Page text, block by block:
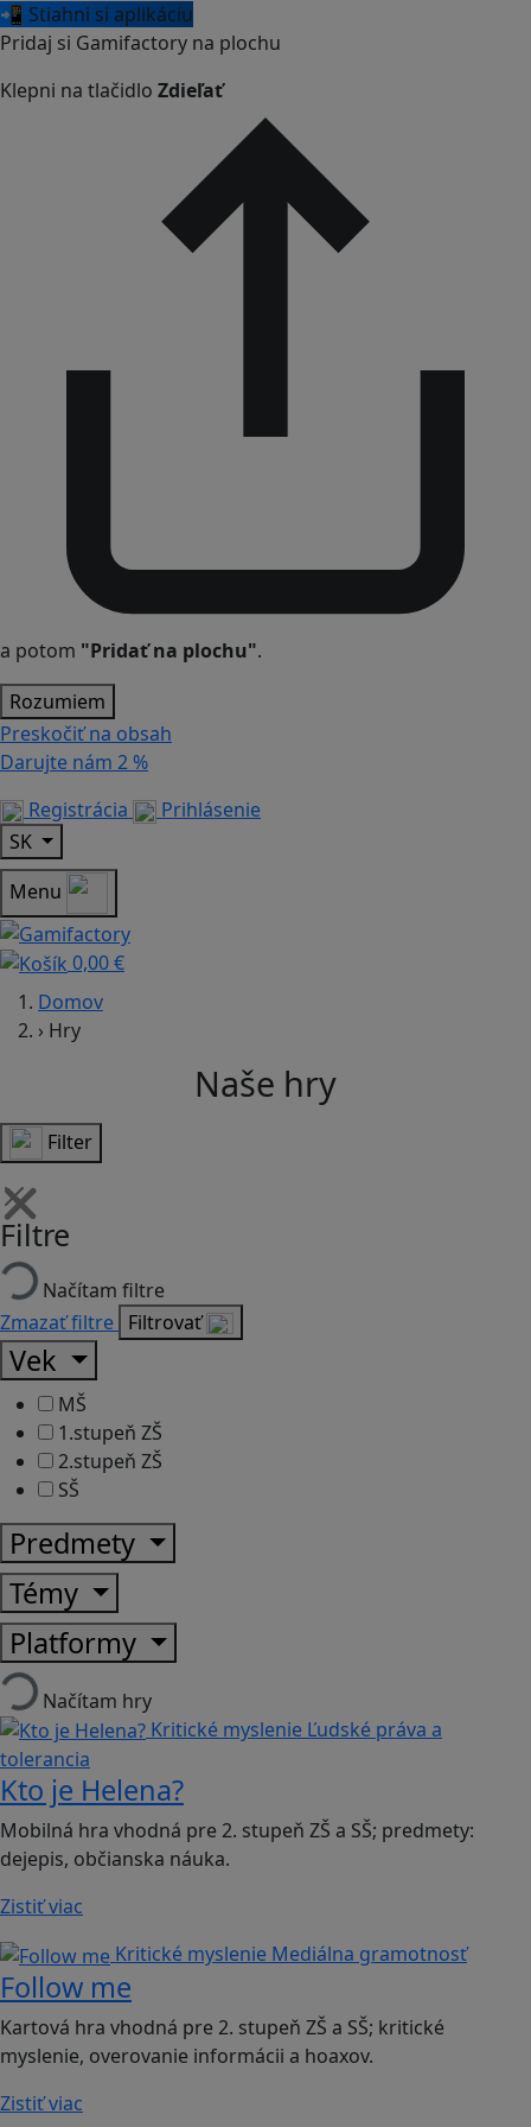
📲 Stiahni si aplikáciu
Pridaj si Gamifactory na plochu
Klepni na tlačidlo Zdieľať
a potom "Pridať na plochu".
Rozumiem
Preskočiť na obsah
Darujte nám 2 %
Registrácia
Prihlásenie
SK
Menu
0,00 €
Domov
› Hry
Naše hry
Filter
Filtre
Načítam filtre
Zmazať filtre Filtrovať
Vek
MŠ
1.stupeň ZŠ
2.stupeň ZŠ
SŠ
Predmety
Témy
Platformy
Načítam hry
Kritické myslenie Ľudské práva a
tolerancia
Kto je Helena?
Mobilná hra vhodná pre 2. stupeň ZŠ a SŠ; predmety:
dejepis, občianska náuka.
Zistiť viac
Kritické myslenie Mediálna gramotnosť
Follow me
Kartová hra vhodná pre 2. stupeň ZŠ a SŠ; kritické
myslenie, overovanie informácii a hoaxov.
Zistiť viac